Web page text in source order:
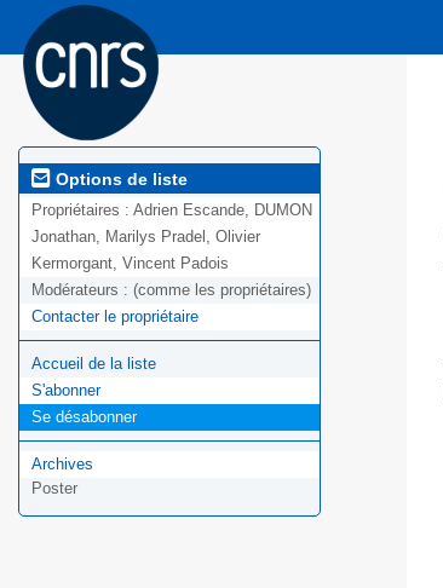
Options de liste
Propriétaires : Adrien Escande, DUMON
Jonathan, Marilys Pradel, Olivier
Kermorgant, Vincent Padois
Modérateurs : (comme les propriétaires)
Contacter le propriétaire
Accueil de la liste
S'abonner
Se désabonner
Archives
Poster